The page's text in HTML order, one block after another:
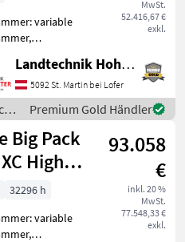
MwSt.
52.416,67 €
exkl.
variable
autom.
Druckluft,
Schneidwerk
150 XC *402
Zähl
Landtechnik Hohenwarter GmbH
5092 St. Martin bei Lofer
/
Premium Gold Händler
Big Pack
High
Multi-
93.058
€
inkl. 20 %
MwSt.
77.548,33 €
exkl.
32296 h
variable